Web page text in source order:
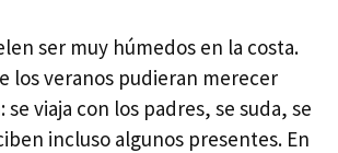
ser muy húmedos en la costa.
los veranos pudieran merecer
se viaja con los padres, se suda, se
incluso algunos presentes. En